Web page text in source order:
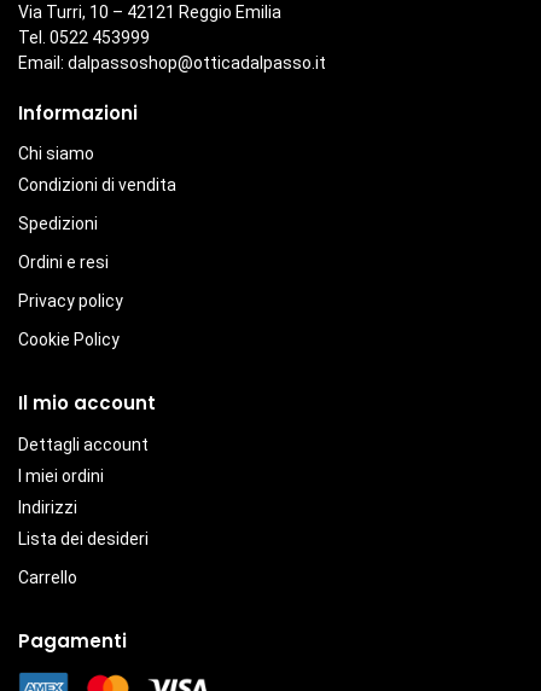
Via Turri, 10 – 42121 Reggio Emilia
Tel. 0522 453999
Email: dalpassoshop@otticadalpasso.it
Informazioni
Chi siamo
Condizioni di vendita
Spedizioni
Ordini e resi
Privacy policy
Cookie Policy
Il mio account
Dettagli account
I miei ordini
Indirizzi
Lista dei desideri
Carrello
Pagamenti